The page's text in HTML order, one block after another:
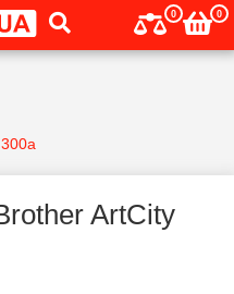
0 0
ArtCity